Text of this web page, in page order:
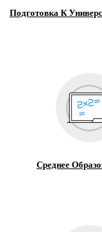
Подготовка К
Среднее